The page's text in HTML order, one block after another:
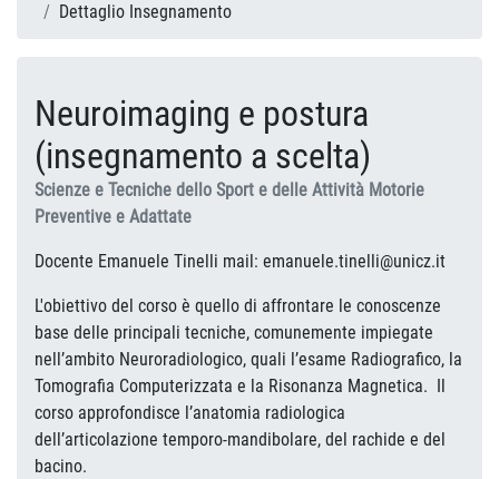
Dettaglio Insegnamento
Neuroimaging e postura
(insegnamento a scelta)
Scienze e Tecniche dello Sport e delle Attività Motorie
Preventive e Adattate
Docente Emanuele Tinelli mail: emanuele.tinelli@unicz.it
L'obiettivo del corso è quello di affrontare le conoscenze
base delle principali tecniche, comunemente impiegate
nell’ambito Neuroradiologico, quali l’esame Radiografico, la
Tomografia Computerizzata e la Risonanza Magnetica. Il
corso approfondisce l’anatomia radiologica
dell’articolazione temporo-mandibolare, del rachide e del
bacino.